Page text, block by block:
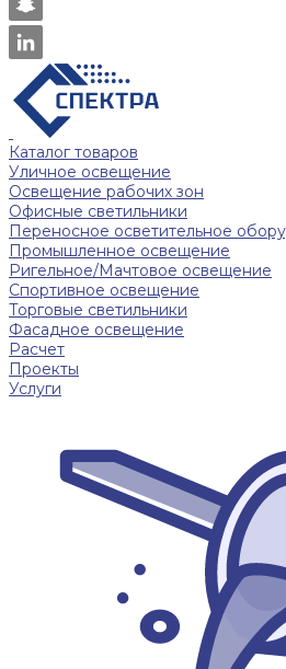
Каталог товаров
Уличное освещение
Освещение рабочих зон
Офисные светильники
Переносное осветительное
Промышленное освещение
Ригельное/Мачтовое освещение
Спортивное освещение
Торговые светильники
Фасадное освещение
Расчет
Проекты
Услуги